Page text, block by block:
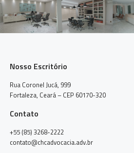
Nosso Escritório
Rua Coronel Jucá, 999
Fortaleza, Ceará – CEP 60170-320
Contato
+55 (85) 3268-2222
contato@chcadvocacia.adv.br